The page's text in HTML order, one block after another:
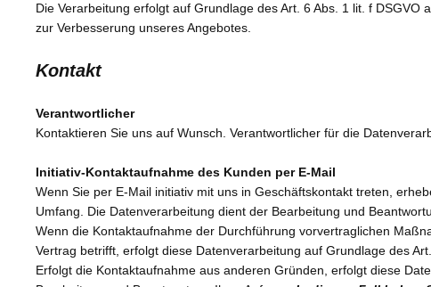
Die Verarbeitung erfolgt auf Grundlage des Art. 6 Abs. 1 lit. f
zur Verbesserung unseres Angebotes.
Kontakt
Verantwortlicher
Kontaktieren Sie uns auf Wunsch. Verantwortlicher für die
Initiativ-Kontaktaufnahme des Kunden per E-Mail
Wenn Sie per E-Mail initiativ mit uns in Geschäftskontakt treten,
Umfang. Die Datenverarbeitung dient der Bearbeitung und
Wenn die Kontaktaufnahme der Durchführung vorvertraglichen
Vertrag betrifft, erfolgt diese Datenverarbeitung auf Grundlage des
Erfolgt die Kontaktaufnahme aus anderen Gründen, erfolgt diese